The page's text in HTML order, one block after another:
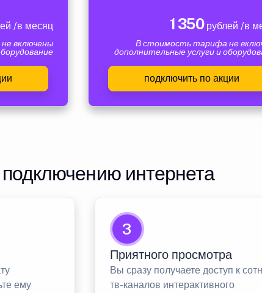
/в месяц
включены
1 350рублей /в
В стоимость тарифа не
дополнительные услуги и
подключить по акции
интернета
ему
3
Приятного просмотра
Вы сразу получаете доступ к
тв-каналов интерактивного